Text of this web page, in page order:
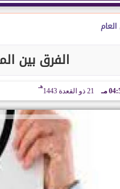
العام
الفرق بين
مـ 21 ذو القعدة 1443
هـ